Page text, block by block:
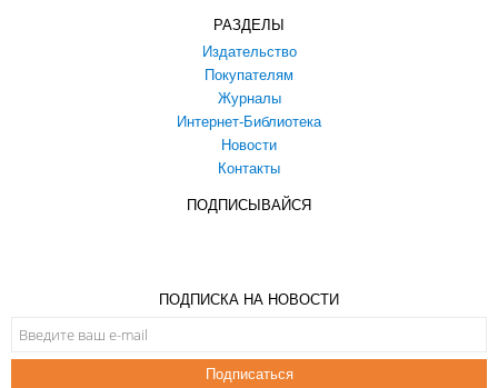
РАЗДЕЛЫ
Издательство
Покупателям
Журналы
Интернет-Библиотека
Новости
Контакты
ПОДПИСЫВАЙСЯ
ПОДПИСКА НА НОВОСТИ
Подписаться